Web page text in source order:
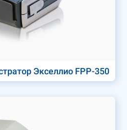
Экселлио FPP-350